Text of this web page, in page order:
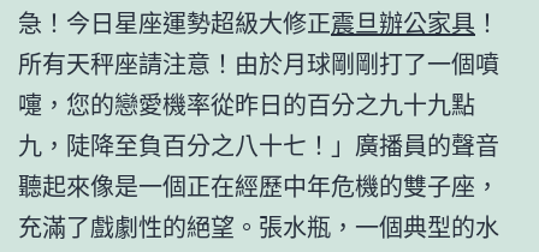
急！今日星座運勢超級大修正震旦辦公家具 ！
所有天秤座請注意！由於月球剛剛打了一個噴
嚏，您的戀愛機率從昨日的百分之九十九點
九，陡降至負百分之八十七！」廣播員的聲音
聽起來像是一個正在經歷中年危機的雙子座，
充滿了戲劇性的絕望。張水瓶，一個典型的水